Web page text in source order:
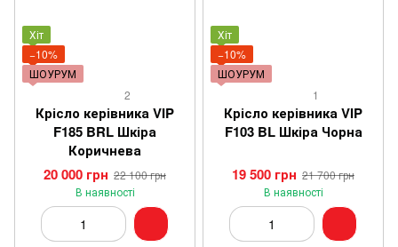
Хіт
−10%
ШОУРУМ
2
Крісло керівника VIP
F185 BRL Шкіра
Коричнева
20 000 грн 22 100 грн
В наявності
Хіт
−10%
ШОУРУМ
1
Крісло керівника VIP
F103 BL Шкіра Чорна
19 500 грн 21 700 грн
В наявності